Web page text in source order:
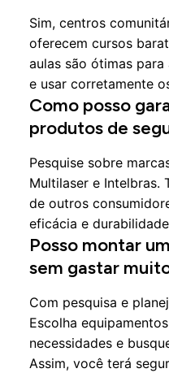
Sim, centros
oferecem cursos
aulas são ótimas
e usar corretamente
Como posso
produtos de
Pesquise sobre
Multilaser e Intelbras.
de outros
eficácia e
Posso montar
sem gastar
Com pesquisa e
Escolha
necessidades e
Assim, você terá